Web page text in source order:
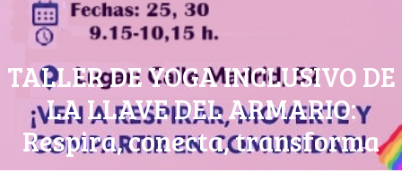
TALLER DE YOGA INCLUSIVO DE
LA LLAVE DEL ARMARIO:
Respira, conecta, transforma